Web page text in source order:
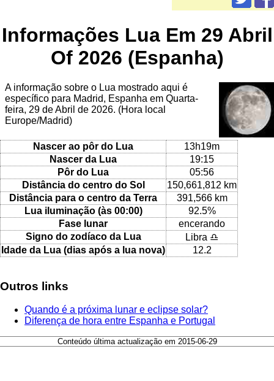
Informações Lua Em 29 Abril
Of 2026 (Espanha)
A informação sobre o Lua mostrado aqui é
específico para Madrid, Espanha em Quarta-
feira, 29 de Abril de 2026. (Hora local
Europe/Madrid)
Nascer ao pôr do Lua
13h19m
Nascer da Lua
19:15
Pôr do Lua
05:56
Distância do centro do Sol
150,661,812 km
Distância para o centro da Terra
391,566 km
Lua iluminação (às 00:00)
92.5%
Fase lunar
encerando
Signo do zodíaco da Lua
Libra ♎
Idade da Lua (dias após a lua nova)
12.2
Outros links
Quando é a próxima lunar e eclipse solar?
Diferença de hora entre Espanha e Portugal
Conteúdo última actualização em 2015-06-29